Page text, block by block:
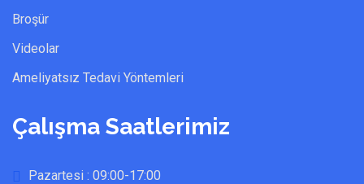
Broşür
Videolar
Ameliyatsız Tedavi Yöntemleri
Çalışma Saatlerimiz
Pazartesi : 09:00-17:00